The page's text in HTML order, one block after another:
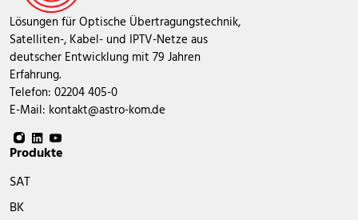
Lösungen für Optische Übertragungstechnik,
Satelliten-, Kabel- und IPTV-Netze aus
deutscher Entwicklung mit 79 Jahren
Erfahrung.
Telefon: 02204 405-0
E-Mail: kontakt@astro-kom.de
Produkte
SAT
BK